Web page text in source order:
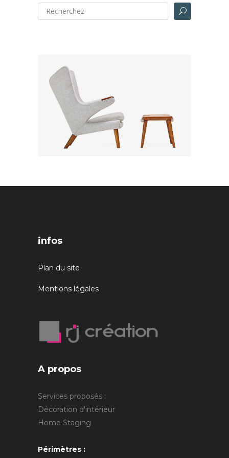
infos
Plan du site
Mentions légales
A propos
Services proposés :
Décoration d'intérieur
Home Staging
Périmètres :